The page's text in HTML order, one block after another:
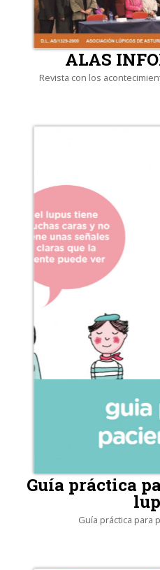
ALAS
Revista con los
Guía práctica
Guía práctica para